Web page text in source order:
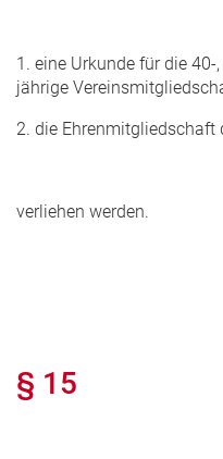
1. eine Urkunde für die 40-
jährige
2. die Ehrenmitgliedschaft
verliehen werden.
§ 15